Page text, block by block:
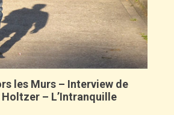
– L’Intranquille